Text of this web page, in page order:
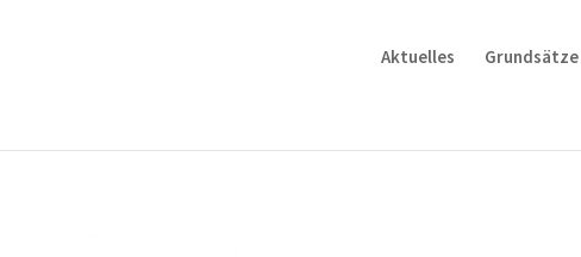
Aktuelles Grundsätze